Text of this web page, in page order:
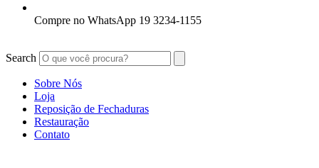
Compre no WhatsApp 19 3234-1155
Search
Sobre Nós
Loja
Reposição de Fechaduras
Restauração
Contato